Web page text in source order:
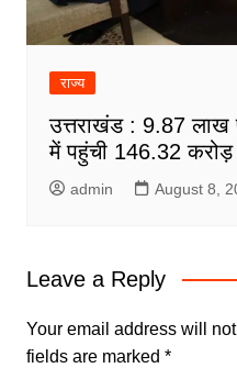
राज्य
उत्तराखंड : 9.87 लाख
में पहुंची 146.32 करोड़
admin August 8,
Leave a Reply
Your email address will
fields are marked *